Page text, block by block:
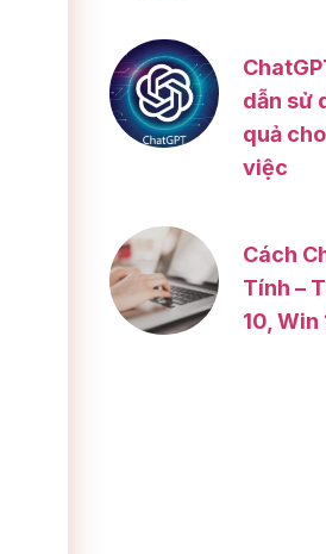
dẫn sử
quả
việc
Cách
Tính –
10, Win